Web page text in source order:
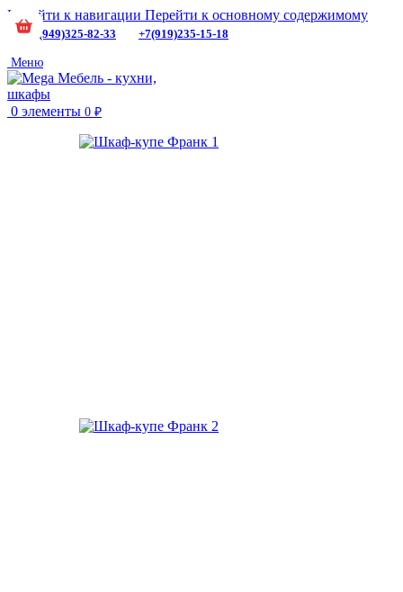
Перейти к навигации Перейти к основному содержимому
+7(949)325-82-33 +7(919)235-15-18
Меню
0 элементы 0 ₽